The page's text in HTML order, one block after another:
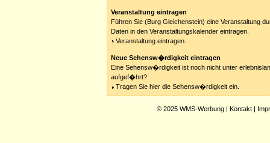
Veranstaltung eintragen
Führen Sie (Burg Gleichenstein) eine Veranstaltung
Daten in den Veranstaltungskalender eintragen.
Veranstaltung eintragen.
Neue Sehensw�rdigkeit eintragen
Eine Sehensw�rdigkeit ist noch nicht unter
aufgef�hrt?
Tragen Sie hier die Sehensw�rdigkeit ein.
© 2025 WMS-Werbung | Kontakt |